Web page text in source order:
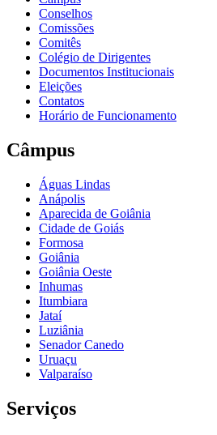
Conselhos
Comissões
Comitês
Colégio de Dirigentes
Documentos Institucionais
Eleições
Contatos
Horário de Funcionamento
Câmpus
Águas Lindas
Anápolis
Aparecida de Goiânia
Cidade de Goiás
Formosa
Goiânia
Goiânia Oeste
Inhumas
Itumbiara
Jataí
Luziânia
Senador Canedo
Uruaçu
Valparaíso
Serviços